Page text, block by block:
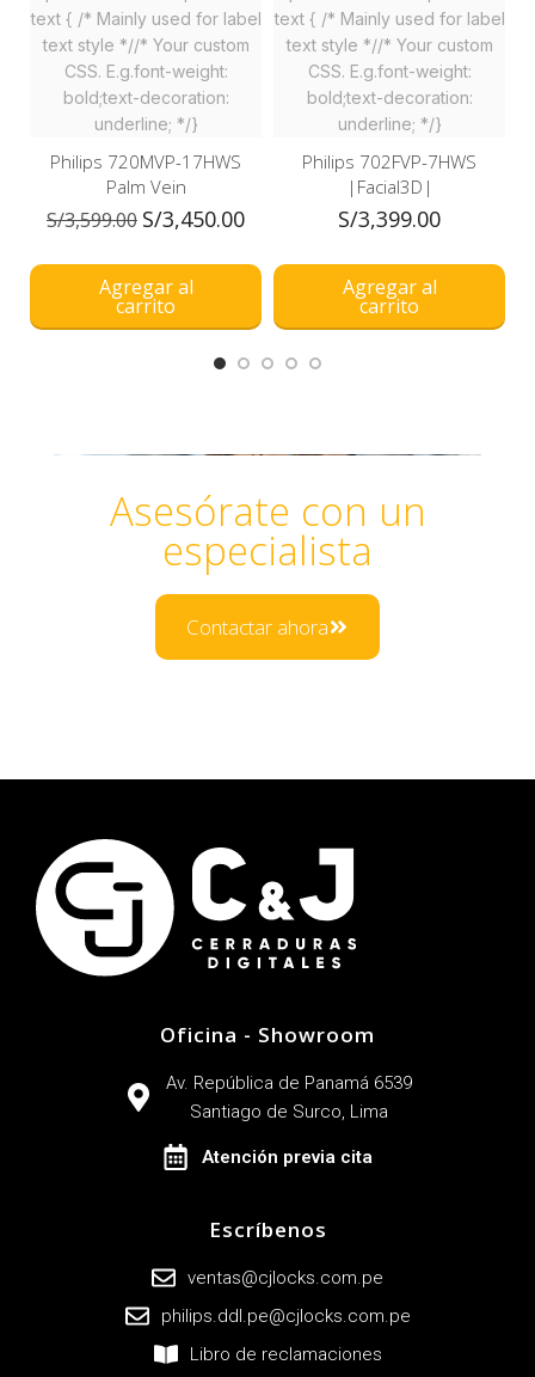
text { /* Mainly used for label
text style *//* Your custom
CSS. E.g.font-weight:
bold;text-decoration:
underline; */}
Philips 720MVP-17HWS
Palm Vein
S/3,599.00 S/3,450.00
Agregar al
carrito
text { /* Mainly used for label
text style *//* Your custom
CSS. E.g.font-weight:
bold;text-decoration:
underline; */}
Philips 702FVP-7HWS
|Facial3D|
S/3,399.00
Agregar al
carrito
Asesórate con un
especialista
Contactar ahora
Oficina - Showroom
Av. República de Panamá 6539
Santiago de Surco, Lima
Atención previa cita
Escríbenos
ventas@cjlocks.com.pe
philips.ddl.pe@cjlocks.com.pe
Libro de reclamaciones